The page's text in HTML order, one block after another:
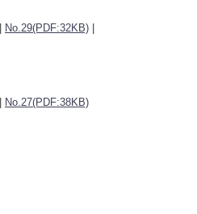
No.29(PDF:32KB)
No.27(PDF:38KB)